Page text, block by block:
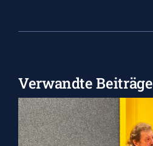
Verwandte Beiträge